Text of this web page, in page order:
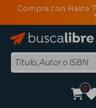
Compra con Hasta
0